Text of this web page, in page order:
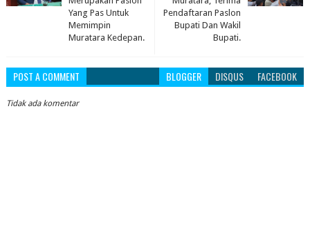
Pendaftaran Paslon
Bupati Dan Wakil
Bupati.
Yang Pas Untuk
Memimpin
Muratara Kedepan.
POST A COMMENT BLOGGER DISQUS FACEBOOK
Tidak ada komentar